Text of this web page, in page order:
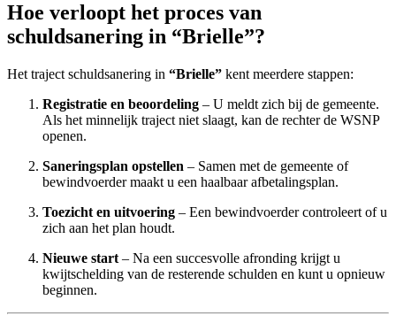
Hoe verloopt het proces van
schuldsanering in “Brielle”?
Het traject schuldsanering in “Brielle” kent meerdere stappen:
Registratie en beoordeling – U meldt zich bij de gemeente.
Als het minnelijk traject niet slaagt, kan de rechter de WSNP
openen.
Saneringsplan opstellen – Samen met de gemeente of
bewindvoerder maakt u een haalbaar afbetalingsplan.
Toezicht en uitvoering – Een bewindvoerder controleert of u
zich aan het plan houdt.
Nieuwe start – Na een succesvolle afronding krijgt u
kwijtschelding van de resterende schulden en kunt u opnieuw
beginnen.